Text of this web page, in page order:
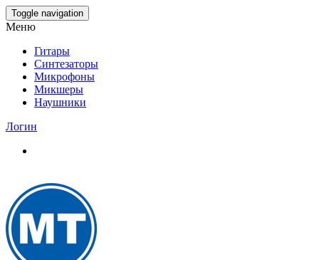
Skip
to
content
Toggle navigation
Меню
Гитары
Синтезаторы
Микрофоны
Микшеры
Наушники
Логин